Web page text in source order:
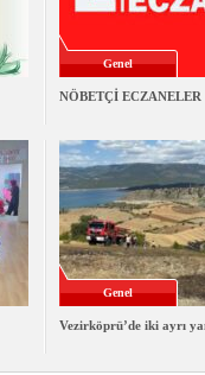
Genel
NÖBETÇİ ECZANELER
Genel
Vezirköprü’de iki ayrı